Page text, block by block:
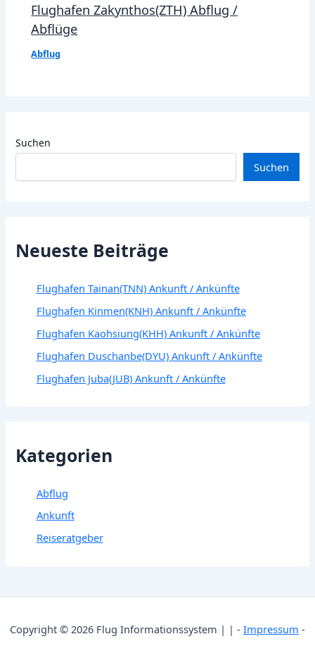
Flughafen Zakynthos(ZTH) Abflug /
Abflüge
Abflug
Suchen
Suchen
Neueste Beiträge
Flughafen Tainan(TNN) Ankunft / Ankünfte
Flughafen Kinmen(KNH) Ankunft / Ankünfte
Flughafen Kaohsiung(KHH) Ankunft / Ankünfte
Flughafen Duschanbe(DYU) Ankunft / Ankünfte
Flughafen Juba(JUB) Ankunft / Ankünfte
Kategorien
Abflug
Ankunft
Reiseratgeber
Copyright © 2026 Flug Informationssystem | | - Impressum -